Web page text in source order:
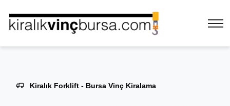
Kiralık Forklift - Bursa Vinç Kiralama